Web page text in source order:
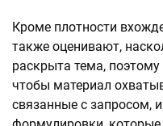
Кроме плотности
также оценивают,
раскрыта тема,
чтобы материал
связанные с запросом,